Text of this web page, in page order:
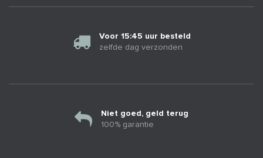
Voor 15:45 uur besteld
zelfde dag verzonden
Niet goed, geld terug
100% garantie